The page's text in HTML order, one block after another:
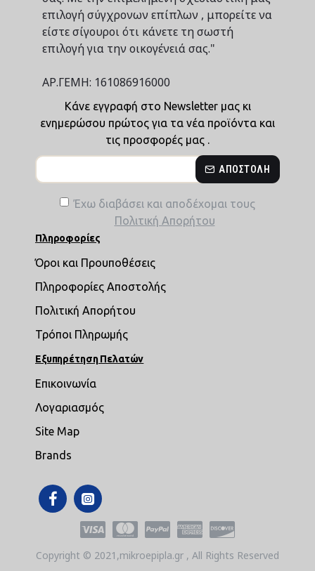
επιλογή σύγχρονων επίπλων , μπορείτε να
είστε σίγουροι ότι κάνετε τη σωστή
επιλογή για την οικογένειά σας."
ΑΡ.ΓΕΜΗ: 161086916000
Κάνε εγγραφή στο Newsletter μας κι
ενημερώσου πρώτος για τα νέα προϊόντα και
τις προσφορές μας .
ΑΠΟΣΤΟΛΉ
Έχω διαβάσει και αποδέχομαι τους
Πολιτική Απορήτου
Πληροφορίες
Όροι και Προυποθέσεις
Πληροφορίες Αποστολής
Πολιτική Απορήτου
Τρόποι Πληρωμής
Εξυπηρέτηση Πελατών
Επικοινωνία
Λογαριασμός
Site Map
Brands
Copyright © 2021,mikroepipla.gr , All Rights Reserved